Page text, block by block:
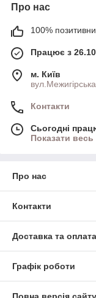
Про нас
100%
Працює з
м. Київ
Контакти
Сьогодні
Показати
Про нас
Контакти
Доставка та оплата
Графік роботи